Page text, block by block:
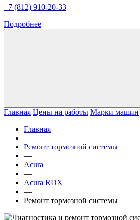
+7 (812) 910-20-33
Подробнее
Главная Цены на работы Марки машин
Главная
—
Ремонт тормозной системы
—
Acura
—
Acura RDX
—
Ремонт тормозной системы